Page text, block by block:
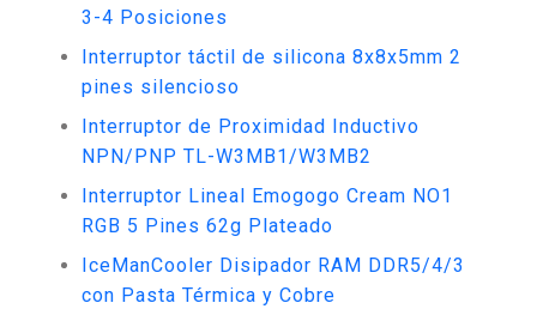
3-4 Posiciones
Interruptor táctil de silicona 8x8x5mm 2
pines silencioso
Interruptor de Proximidad Inductivo
NPN/PNP TL-W3MB1/W3MB2
Interruptor Lineal Emogogo Cream NO1
RGB 5 Pines 62g Plateado
IceManCooler Disipador RAM DDR5/4/3
con Pasta Térmica y Cobre